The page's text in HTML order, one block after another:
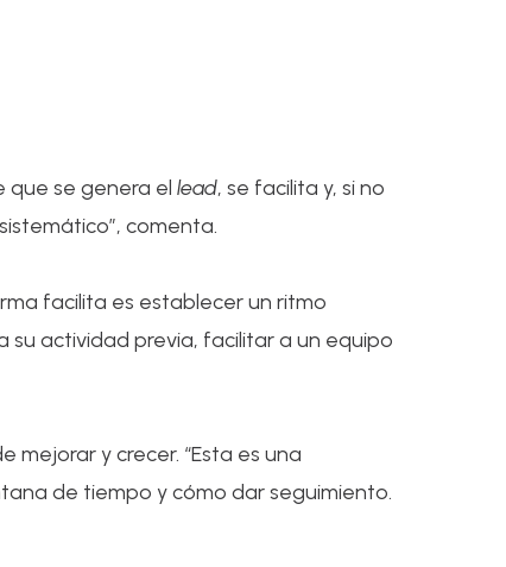
que se genera ellead, se facilita y, si no
comenta.
facilita es establecer un ritmo
actividad previa, facilitar a un equipo
y crecer. “Esta es una
de tiempo y cómo dar seguimiento.